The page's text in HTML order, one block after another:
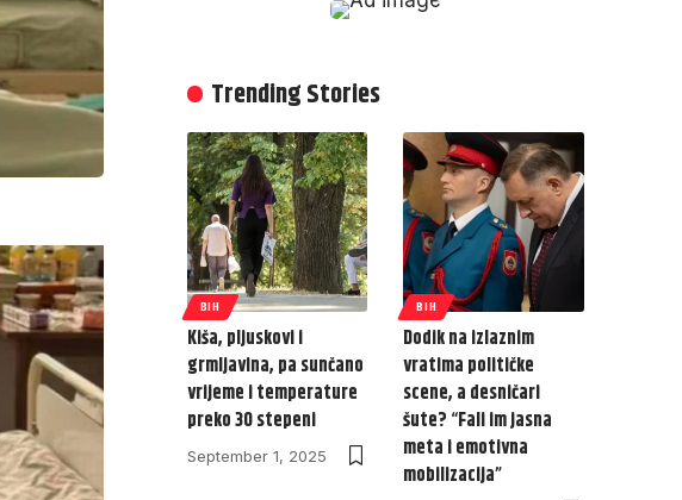
Trending Stories
BIH
Kiša, pljuskovi i
grmljavina, pa sunčano
vrijeme i temperature
preko 30 stepeni
September 1, 2025
BIH
Dodik na izlaznim
vratima političke
scene, a desničari
šute? “Fali im jasna
meta i emotivna
mobilizacija”